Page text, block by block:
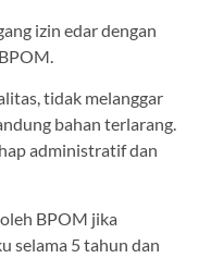
izin edar dengan
tidak melanggar
bahan terlarang.
administratif dan
BPOM jika
selama 5 tahun dan